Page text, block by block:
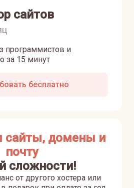
сайтов
программистов и
за 15 минут
бесплатно
сайты, домены и
почту
сложности!
от другого хостера или